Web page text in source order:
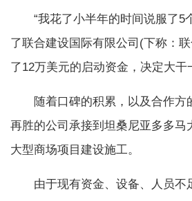
“我花了小半年的时间说服了5
了联合建设国际有限公司(下称：
了12万美元的启动资金，决定大干
随着口碑的积累，以及合作方
再胜的公司承接到坦桑尼亚多多马
大型商场项目建设施工。
由于现有资金、设备、人员不